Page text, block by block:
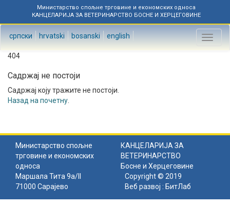
Министарство спољне трговине и економских односа
КАНЦЕЛАРИЈА ЗА ВЕТЕРИНАРСТВО БОСНЕ И ХЕРЦЕГОВИНЕ
српски hrvatski bosanski english
Toggle
404
Садржај не постоји
Садржај коју тражите не постоји.
Назад на почетну
Министарство спољне
трговине и економских
односа
КАНЦЕЛАРИЈА ЗА
ВЕТЕРИНАРСТВО
Босне и Херцеговине
Маршала Тита 9а/II
71000 Сарајево
Copyright © 2019
Веб развој : БитЛаб